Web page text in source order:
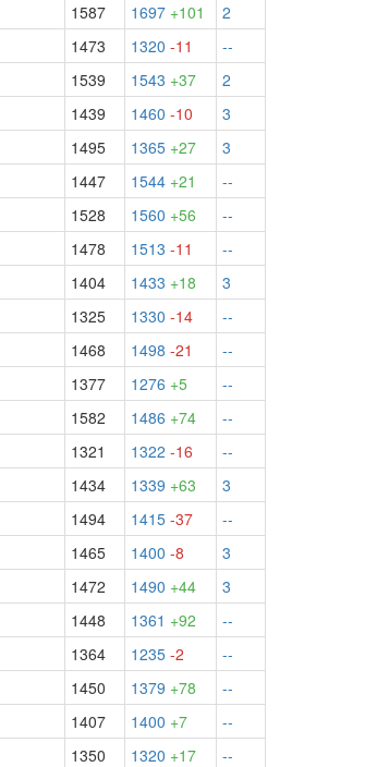
1587 1697 +101
2
1473 1320 -11
--
1539 1543 +37
2
1439 1460 -10
3
1495 1365 +27
3
1447 1544 +21
--
1528 1560 +56
--
1478 1513 -11
--
1404 1433 +18
3
1325 1330 -14
--
1468 1498 -21
--
1377 1276 +5
--
1582 1486 +74
--
1321 1322 -16
--
1434 1339 +63
3
1494 1415 -37
--
1465 1400 -8
3
1472 1490 +44
3
1448 1361 +92
--
1364 1235 -2
--
1450 1379 +78
--
1407 1400 +7
--
1350 1320 +17
--